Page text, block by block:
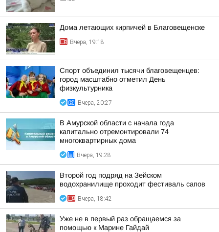
Дома летающих кирпичей в Благовещенске
Вчера, 19:18
Спорт объединил тысячи благовещенцев:
город масштабно отметил День
физкультурника
Вчера, 20:27
В Амурской области с начала года
капитально отремонтировали 74
многоквартирных дома
Вчера, 19:28
Второй год подряд на Зейском
водохранилище проходит фестиваль сапов
Вчера, 18:42
Уже не в первый раз обращаемся за
помощью к Марине Гайдай